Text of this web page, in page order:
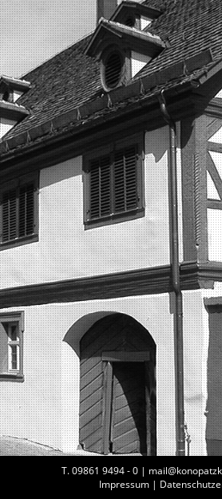
T. 09861 9494 - 0 |
Impressum |